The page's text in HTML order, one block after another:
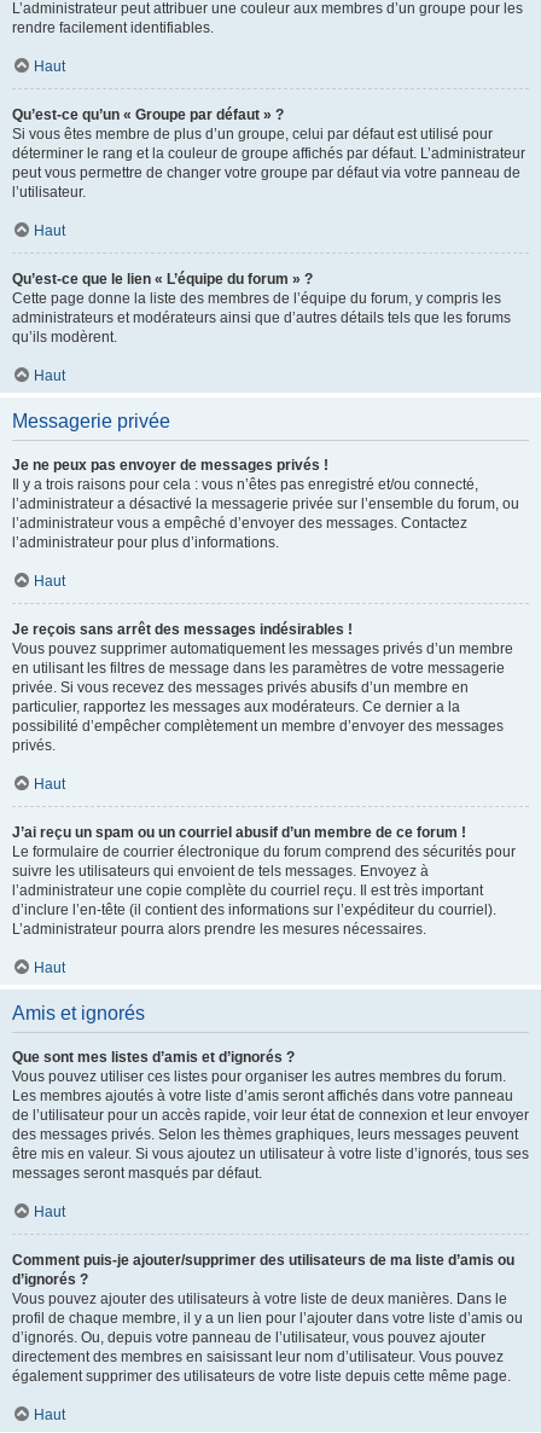
L’administrateur peut attribuer une couleur aux membres d’un groupe pour les
rendre facilement identifiables.
Haut
Qu’est-ce qu’un « Groupe par défaut » ?
Si vous êtes membre de plus d’un groupe, celui par défaut est utilisé pour
déterminer le rang et la couleur de groupe affichés par défaut. L’administrateur
peut vous permettre de changer votre groupe par défaut via votre panneau de
l’utilisateur.
Haut
Qu’est-ce que le lien « L’équipe du forum » ?
Cette page donne la liste des membres de l’équipe du forum, y compris les
administrateurs et modérateurs ainsi que d’autres détails tels que les forums
qu’ils modèrent.
Haut
Messagerie privée
Je ne peux pas envoyer de messages privés !
Il y a trois raisons pour cela : vous n’êtes pas enregistré et/ou connecté,
l’administrateur a désactivé la messagerie privée sur l’ensemble du forum, ou
l’administrateur vous a empêché d’envoyer des messages. Contactez
l’administrateur pour plus d’informations.
Haut
Je reçois sans arrêt des messages indésirables !
Vous pouvez supprimer automatiquement les messages privés d’un membre
en utilisant les filtres de message dans les paramètres de votre messagerie
privée. Si vous recevez des messages privés abusifs d’un membre en
particulier, rapportez les messages aux modérateurs. Ce dernier a la
possibilité d’empêcher complètement un membre d’envoyer des messages
privés.
Haut
J’ai reçu un spam ou un courriel abusif d’un membre de ce forum !
Le formulaire de courrier électronique du forum comprend des sécurités pour
suivre les utilisateurs qui envoient de tels messages. Envoyez à
l’administrateur une copie complète du courriel reçu. Il est très important
d’inclure l’en-tête (il contient des informations sur l’expéditeur du courriel).
L’administrateur pourra alors prendre les mesures nécessaires.
Haut
Amis et ignorés
Que sont mes listes d’amis et d’ignorés ?
Vous pouvez utiliser ces listes pour organiser les autres membres du forum.
Les membres ajoutés à votre liste d’amis seront affichés dans votre panneau
de l’utilisateur pour un accès rapide, voir leur état de connexion et leur envoyer
des messages privés. Selon les thèmes graphiques, leurs messages peuvent
être mis en valeur. Si vous ajoutez un utilisateur à votre liste d’ignorés, tous ses
messages seront masqués par défaut.
Haut
Comment puis-je ajouter/supprimer des utilisateurs de ma liste d’amis ou
d’ignorés ?
Vous pouvez ajouter des utilisateurs à votre liste de deux manières. Dans le
profil de chaque membre, il y a un lien pour l’ajouter dans votre liste d’amis ou
d’ignorés. Ou, depuis votre panneau de l’utilisateur, vous pouvez ajouter
directement des membres en saisissant leur nom d’utilisateur. Vous pouvez
également supprimer des utilisateurs de votre liste depuis cette même page.
Haut